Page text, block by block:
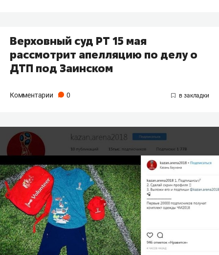
Верховный суд РТ 15 мая
рассмотрит апелляцию по делу о
ДТП под Заинском
Комментарии 0